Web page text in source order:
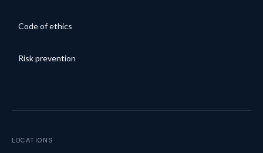
Code of ethics
Risk prevention
LOCATIONS